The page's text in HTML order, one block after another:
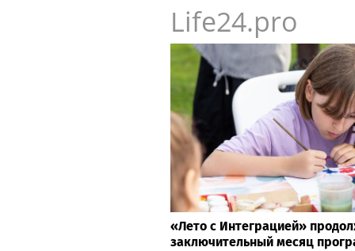
Life24.pro
«Лето с Интеграцией»
заключительный месяц